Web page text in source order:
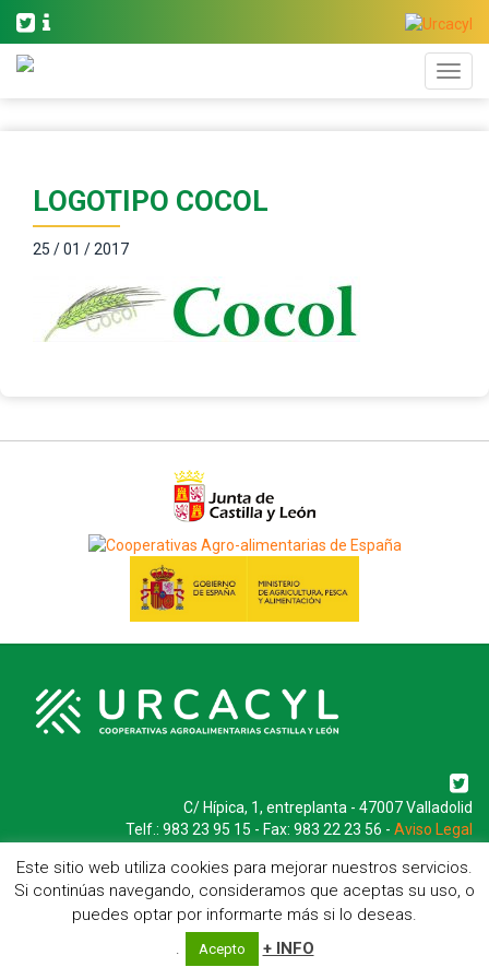
LOGOTIPO COCOL
25 / 01 / 2017
C/ Hípica, 1, entreplanta - 47007 Valladolid
Telf.: 983 23 95 15 - Fax: 983 22 23 56 - Aviso Legal
Este sitio web utiliza cookies para mejorar nuestros servicios.
Si continúas navegando, consideramos que aceptas su uso, o
puedes optar por informarte más si lo deseas.
.
Acepto + INFO